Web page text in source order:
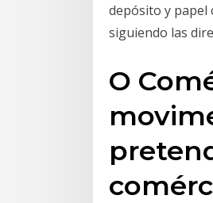
depósito y papel
siguiendo las
O